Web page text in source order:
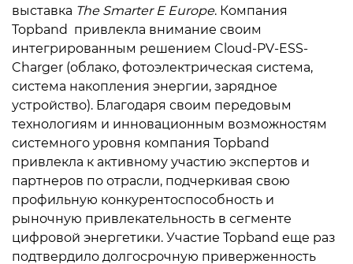
выставка The Smarter E Europe. Компания
Topband привлекла внимание своим
интегрированным решением Cloud-PV-ESS-
Charger (облако, фотоэлектрическая система,
система накопления энергии, зарядное
устройство). Благодаря своим передовым
технологиям и инновационным возможностям
системного уровня компания Topband
привлекла к активному участию экспертов и
партнеров по отрасли, подчеркивая свою
профильную конкурентоспособность и
рыночную привлекательность в сегменте
цифровой энергетики. Участие Topband еще раз
подтвердило долгосрочную приверженность